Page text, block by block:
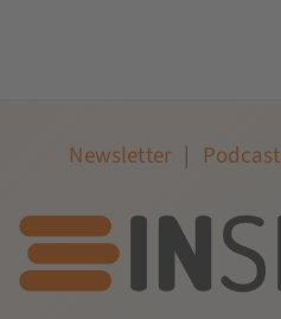
Newsletter | Podcast